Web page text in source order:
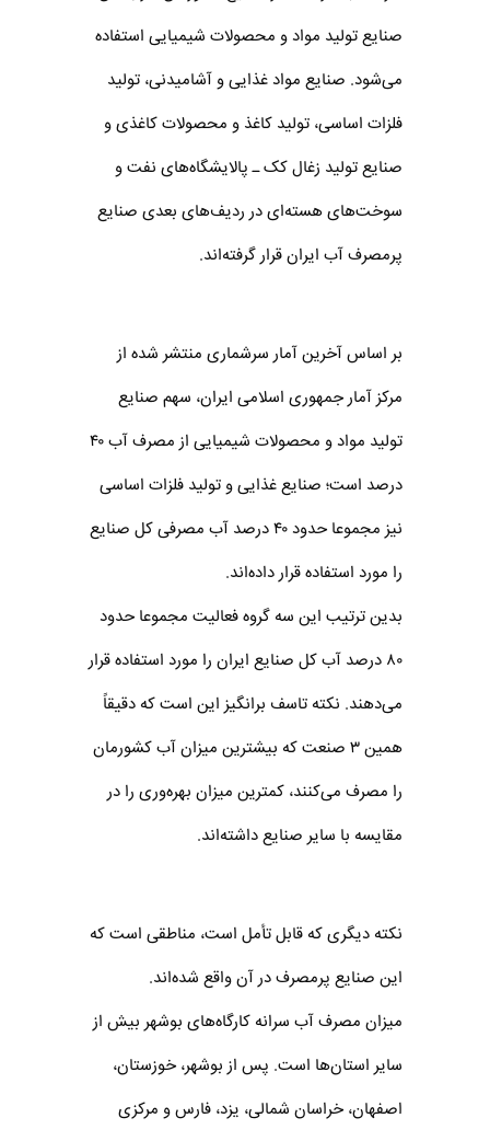
صنایع تولید مواد و محصولات شیمیایی استفاده
می‌شود. صنایع مواد غذایی و آشامیدنی، تولید
فلزات اساسی، تولید کاغذ و محصولات کاغذی و
صنایع تولید زغال کک ـ پالایشگاه‌های نفت و
سوخت‌های هسته‌ای در ردیف‌های بعدی صنایع
پرمصرف آب ایران قرار گرفته‌اند.
بر اساس آخرین آمار سرشماری منتشر شده از
مرکز آمار جمهوری اسلامی ایران، سهم صنایع
تولید مواد و محصولات شیمیایی از مصرف آب ۴۰
درصد است؛ صنایع غذایی و تولید فلزات اساسی
نیز مجموعا حدود ۴۰ درصد آب مصرفی کل صنایع
را مورد استفاده قرار داده‌اند.
بدین ترتیب این سه گروه فعالیت مجموعا حدود
۸۰ درصد آب کل صنایع ایران را مورد استفاده قرار
می‌دهند. نکته تاسف برانگیز این است که دقیقاً
همین ۳ صنعت که بیشترین میزان آب کشورمان
را مصرف می‌کنند، کمترین میزان بهره‌وری را در
مقایسه با سایر صنایع داشته‌اند.
نکته‌ دیگری که قابل تأمل است، مناطقی است که
این صنایع پرمصرف در آن‌ واقع شده‌اند.
میزان مصرف آب سرانه کارگاه‌های بوشهر بیش از
سایر استان‌ها است. پس از بوشهر، خوزستان،
اصفهان، خراسان شمالی، یزد، فارس و مرکزی